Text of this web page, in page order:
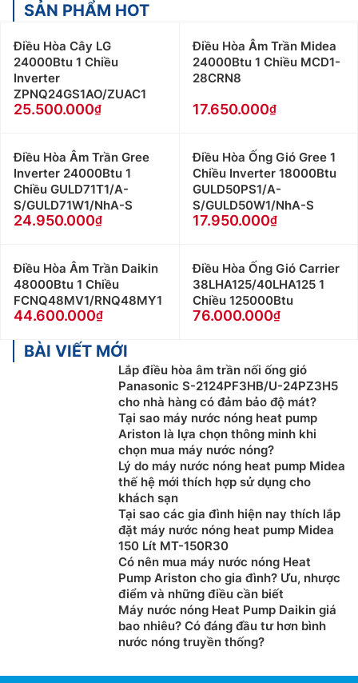
SẢN PHẨM HOT
Điều Hòa Cây LG
24000Btu 1 Chiều
Inverter
ZPNQ24GS1AO/ZUAC1
25.500.000
Điều Hòa Âm Trần Midea
24000Btu 1 Chiều MCD1-
28CRN8
17.650.000
Điều Hòa Âm Trần Gree
Inverter 24000Btu 1
Chiều GULD71T1/A-
S/GULD71W1/NhA-S
24.950.000
Điều Hòa Ống Gió Gree 1
Chiều Inverter 18000Btu
GULD50PS1/A-
S/GULD50W1/NhA-S
17.950.000
Điều Hòa Âm Trần Daikin
48000Btu 1 Chiều
FCNQ48MV1/RNQ48MY1
44.600.000
Điều Hòa Ống Gió Carrier
38LHA125/40LHA125 1
Chiều 125000Btu
76.000.000
BÀI VIẾT MỚI
Lắp điều hòa âm trần nối ống gió
Panasonic S-2124PF3HB/U-24PZ3H5
cho nhà hàng có đảm bảo độ mát?
Tại sao máy nước nóng heat pump
Ariston là lựa chọn thông minh khi
chọn mua máy nước nóng?
Lý do máy nước nóng heat pump Midea
thế hệ mới thích hợp sử dụng cho
khách sạn
Tại sao các gia đình hiện nay thích lắp
đặt máy nước nóng heat pump Midea
150 Lít MT-150R30
Có nên mua máy nước nóng Heat
Pump Ariston cho gia đình? Ưu, nhược
điểm và những điều cần biết
Máy nước nóng Heat Pump Daikin giá
bao nhiêu? Có đáng đầu tư hơn bình
nước nóng truyền thống?